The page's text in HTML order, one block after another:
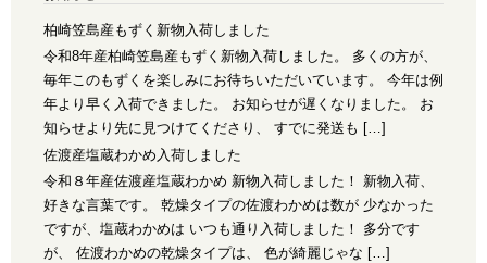
柏崎笠島産もずく新物入荷しました
令和8年産柏崎笠島産もずく新物入荷しました。 多くの方が、
毎年このもずくを楽しみにお待ちいただいています。 今年は例
年より早く入荷できました。 お知らせが遅くなりました。 お
知らせより先に見つけてくださり、 すでに発送も […]
佐渡産塩蔵わかめ入荷しました
令和８年産佐渡産塩蔵わかめ 新物入荷しました！ 新物入荷、
好きな言葉です。 乾燥タイプの佐渡わかめは数が 少なかった
ですが、塩蔵わかめは いつも通り入荷しました！ 多分です
が、 佐渡わかめの乾燥タイプは、 色が綺麗じゃな […]